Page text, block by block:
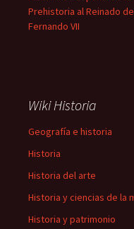
Prehistoria al Reinado de
Fernando VII
Wiki Historia
Geografía e historia
Historia
Historia del arte
Historia y ciencias de la
Historia y patrimonio